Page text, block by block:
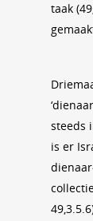
taak
steeds
is er